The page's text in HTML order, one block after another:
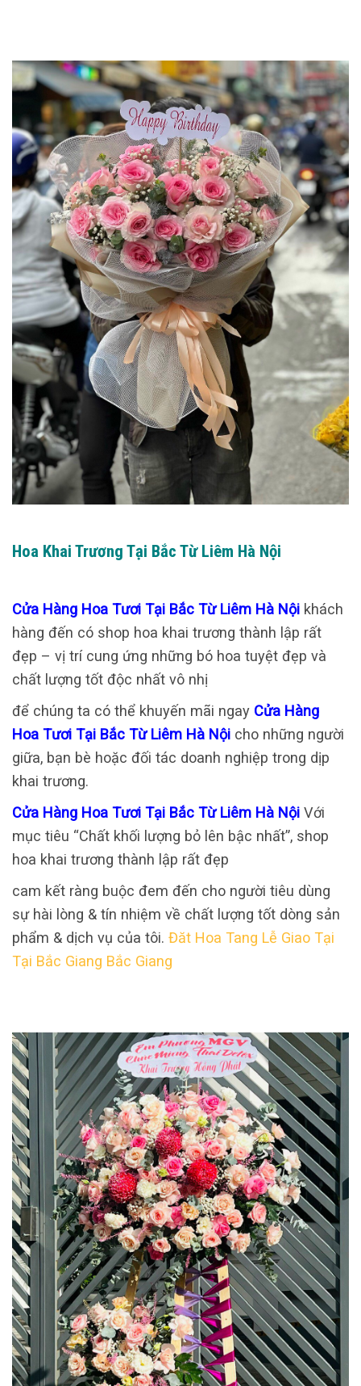
Hoa Khai Trương Tại Bắc Từ Liêm Hà Nội
Cửa Hàng Hoa Tươi Tại Bắc Từ Liêm Hà Nội khách
hàng đến có shop hoa khai trương thành lập rất
đẹp – vị trí cung ứng những bó hoa tuyệt đẹp và
chất lượng tốt độc nhất vô nhị
để chúng ta có thể khuyến mãi ngay Cửa Hàng
Hoa Tươi Tại Bắc Từ Liêm Hà Nội cho những người
giữa, bạn bè hoặc đối tác doanh nghiệp trong dịp
khai trương.
Cửa Hàng Hoa Tươi Tại Bắc Từ Liêm Hà Nội Với
mục tiêu “Chất khối lượng bỏ lên bậc nhất”, shop
hoa khai trương thành lập rất đẹp
cam kết ràng buộc đem đến cho người tiêu dùng
sự hài lòng & tín nhiệm về chất lượng tốt dòng sản
phẩm & dịch vụ của tôi. Đăt Hoa Tang Lễ Giao Tại
Tại Bắc Giang Bắc Giang